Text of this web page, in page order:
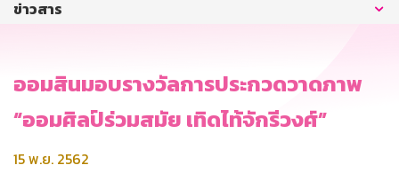
ข่าวสาร
ออมสินมอบรางวัลการประกวดวาดภาพ
“ออมศิลป์ร่วมสมัย เทิดไท้จักรีวงศ์”
15 พ.ย. 2562